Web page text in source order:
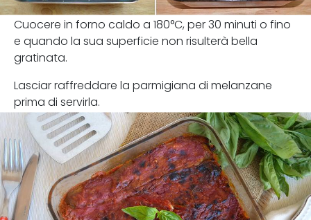
Cuocere in forno caldo a 180°C, per 30 minuti o fino
e quando la sua superficie non risulterà bella
gratinata.
Lasciar raffreddare la parmigiana di melanzane
prima di servirla.